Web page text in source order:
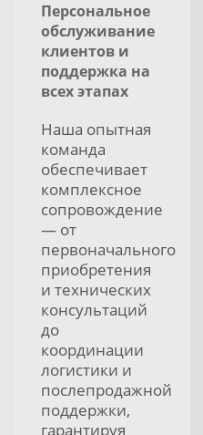
Персональное
обслуживание
клиентов и
поддержка на
всех этапах
Наша опытная
команда
обеспечивает
комплексное
сопровождение
— от
первоначального
приобретения
и технических
консультаций
до
координации
логистики и
послепродажной
поддержки,
гарантируя